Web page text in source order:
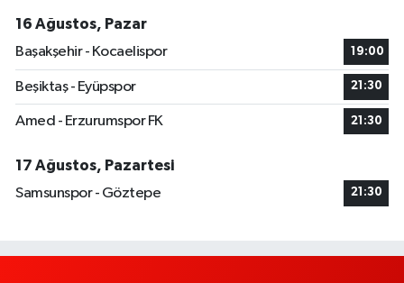
16 Ağustos, Pazar
Başakşehir - Kocaelispor
19:00
Beşiktaş - Eyüpspor 21:30
Amed - Erzurumspor FK 21:30
17 Ağustos, Pazartesi
Samsunspor - Göztepe
21:30